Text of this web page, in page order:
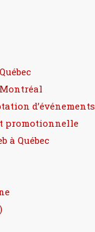
d’événements
promotionnelle
à Québec